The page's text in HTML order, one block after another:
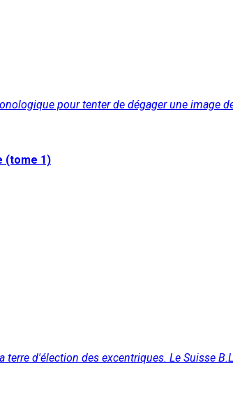
pour tenter de dégager une image
(tome 1)
d'élection des excentriques. Le Suisse